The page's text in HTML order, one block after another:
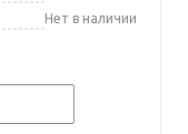
Нет в наличии